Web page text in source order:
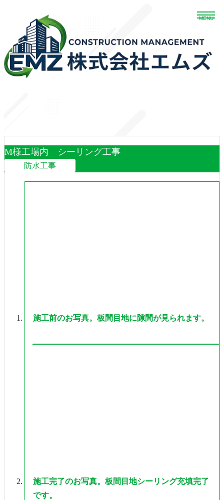
ホーム
エムズの強み
業務内容
よくある質問
WORKS
M様工場内 シーリング工事
防水工事
施工前のお写真。板間目地に隙間が見られます。
施工完了のお写真。板間目地シーリング充填完了
です。